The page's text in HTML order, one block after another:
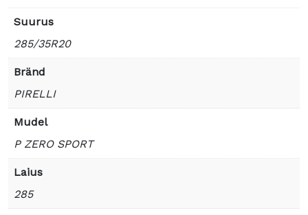
Suurus
285/35R20
Bränd
PIRELLI
Mudel
P ZERO SPORT
Laius
285